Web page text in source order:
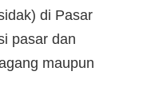
di Pasar
pasar dan
maupun